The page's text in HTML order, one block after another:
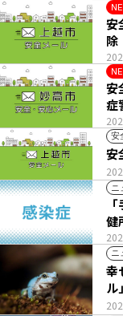
安
除
安
症
安
安
ニ
「
健
ニ
幸
ル